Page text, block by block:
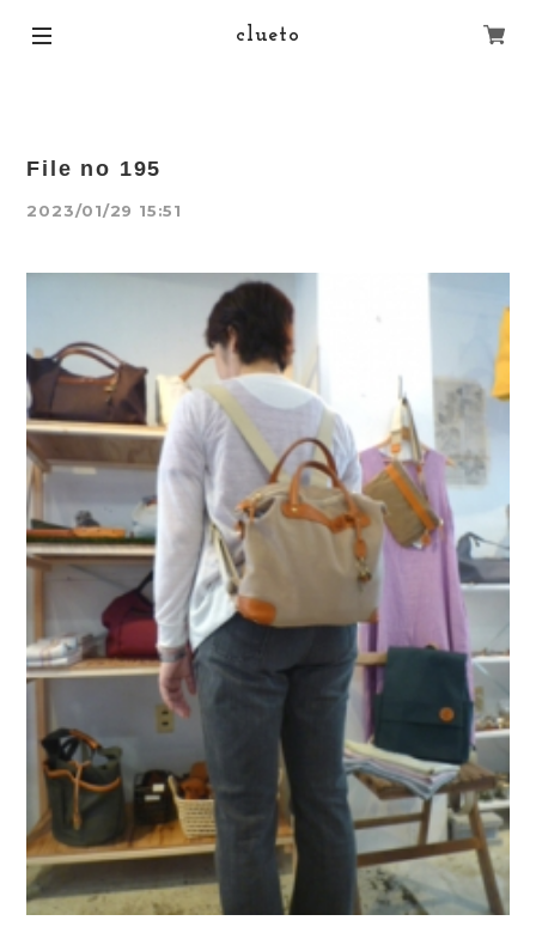
clueto
File no 195
2023/01/29 15:51